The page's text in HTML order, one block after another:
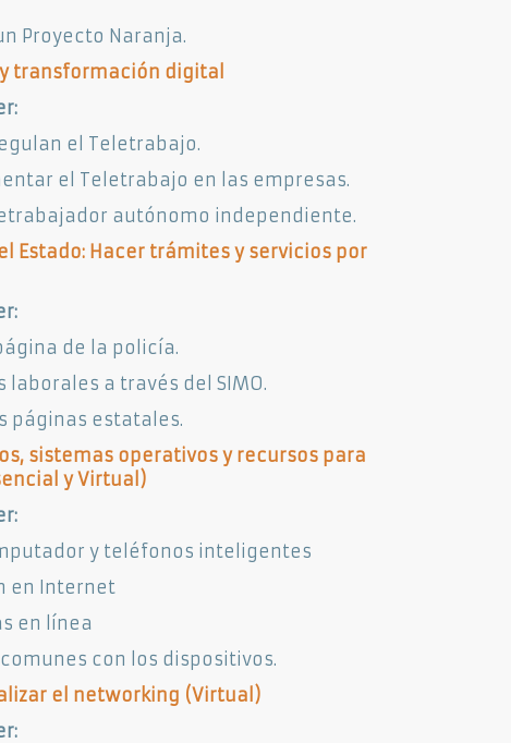
Proyecto Naranja.
transformación digital
el Teletrabajo.
el Teletrabajo en las empresas.
autónomo independiente.
Estado: Hacer trámites y servicios por
de la policía.
a través del SIMO.
páginas estatales.
sistemas operativos y recursos para
y Virtual)​
y teléfonos inteligentes
en Internet
en línea
con los dispositivos.
el networking (Virtual)​